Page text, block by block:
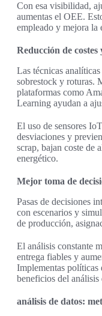
Con esa visibilidad,
aumentas el OEE.
empleado y mejora la
Reducción de costes
Las técnicas
sobrestock y roturas.
plataformas como
Learning ayudan a
El uso de sensores
desviaciones y
scrap, bajan coste de
energético.
Mejor toma de
Pasas de decisiones
con escenarios y
de producción,
El análisis constante
entrega fiables y
Implementas políticas
beneficios del análisis
análisis de datos: